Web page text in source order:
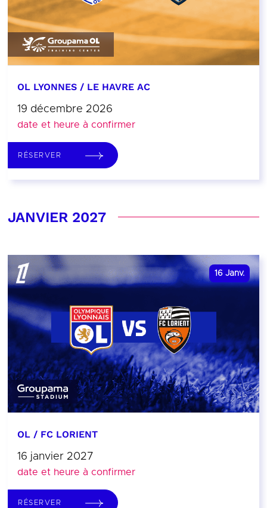
OL LYONNES / LE HAVRE AC
19 décembre 2026
date et heure à confirmer
RÉSERVER
JANVIER 2027
16 Janv.
OL / FC LORIENT
16 janvier 2027
date et heure à confirmer
RÉSERVER